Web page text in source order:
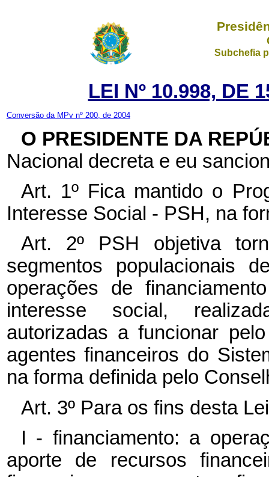
Subchefia
LEI Nº 10.998, DE
Conversão da MPv nº 200, de 2004
O PRESIDENTE DA
Nacional decreta e eu
Art. 1º Fica mantido o
Interesse Social - PSH, na
Art. 2º PSH objetiva
segmentos populacionais
operações de
interesse social,
autorizadas a funcionar
agentes financeiros do
na forma definida pelo
Art. 3º Para os fins desta
I - financiamento: a
aporte de recursos